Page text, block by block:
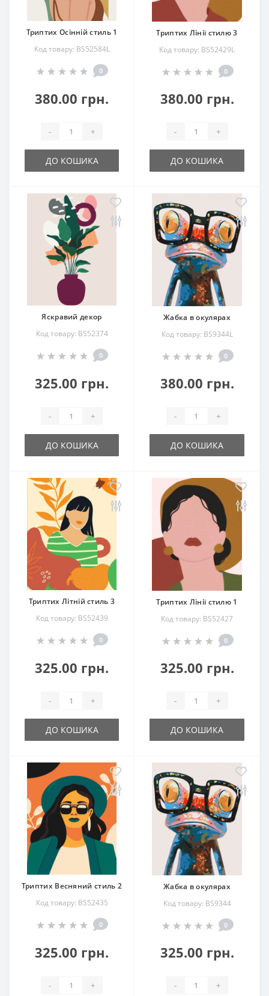
Триптих Осінній стиль 1
Код товару: BS52584L
0
380.00 грн.
- +
ДО КОШИКА
Триптих Лінії стилю 3
Код товару: BS52429L
0
380.00 грн.
- +
ДО КОШИКА
Яскравий декор
Код товару: BS52374
0
325.00 грн.
- +
ДО КОШИКА
Жабка в окулярах
Код товару: BS9344L
0
380.00 грн.
- +
ДО КОШИКА
Триптих Літній стиль 3
Код товару: BS52439
0
325.00 грн.
- +
ДО КОШИКА
Триптих Лінії стилю 1
Код товару: BS52427
0
325.00 грн.
- +
ДО КОШИКА
Триптих Весняний стиль 2
Код товару: BS52435
0
325.00 грн.
- +
Жабка в окулярах
Код товару: BS9344
0
325.00 грн.
- +